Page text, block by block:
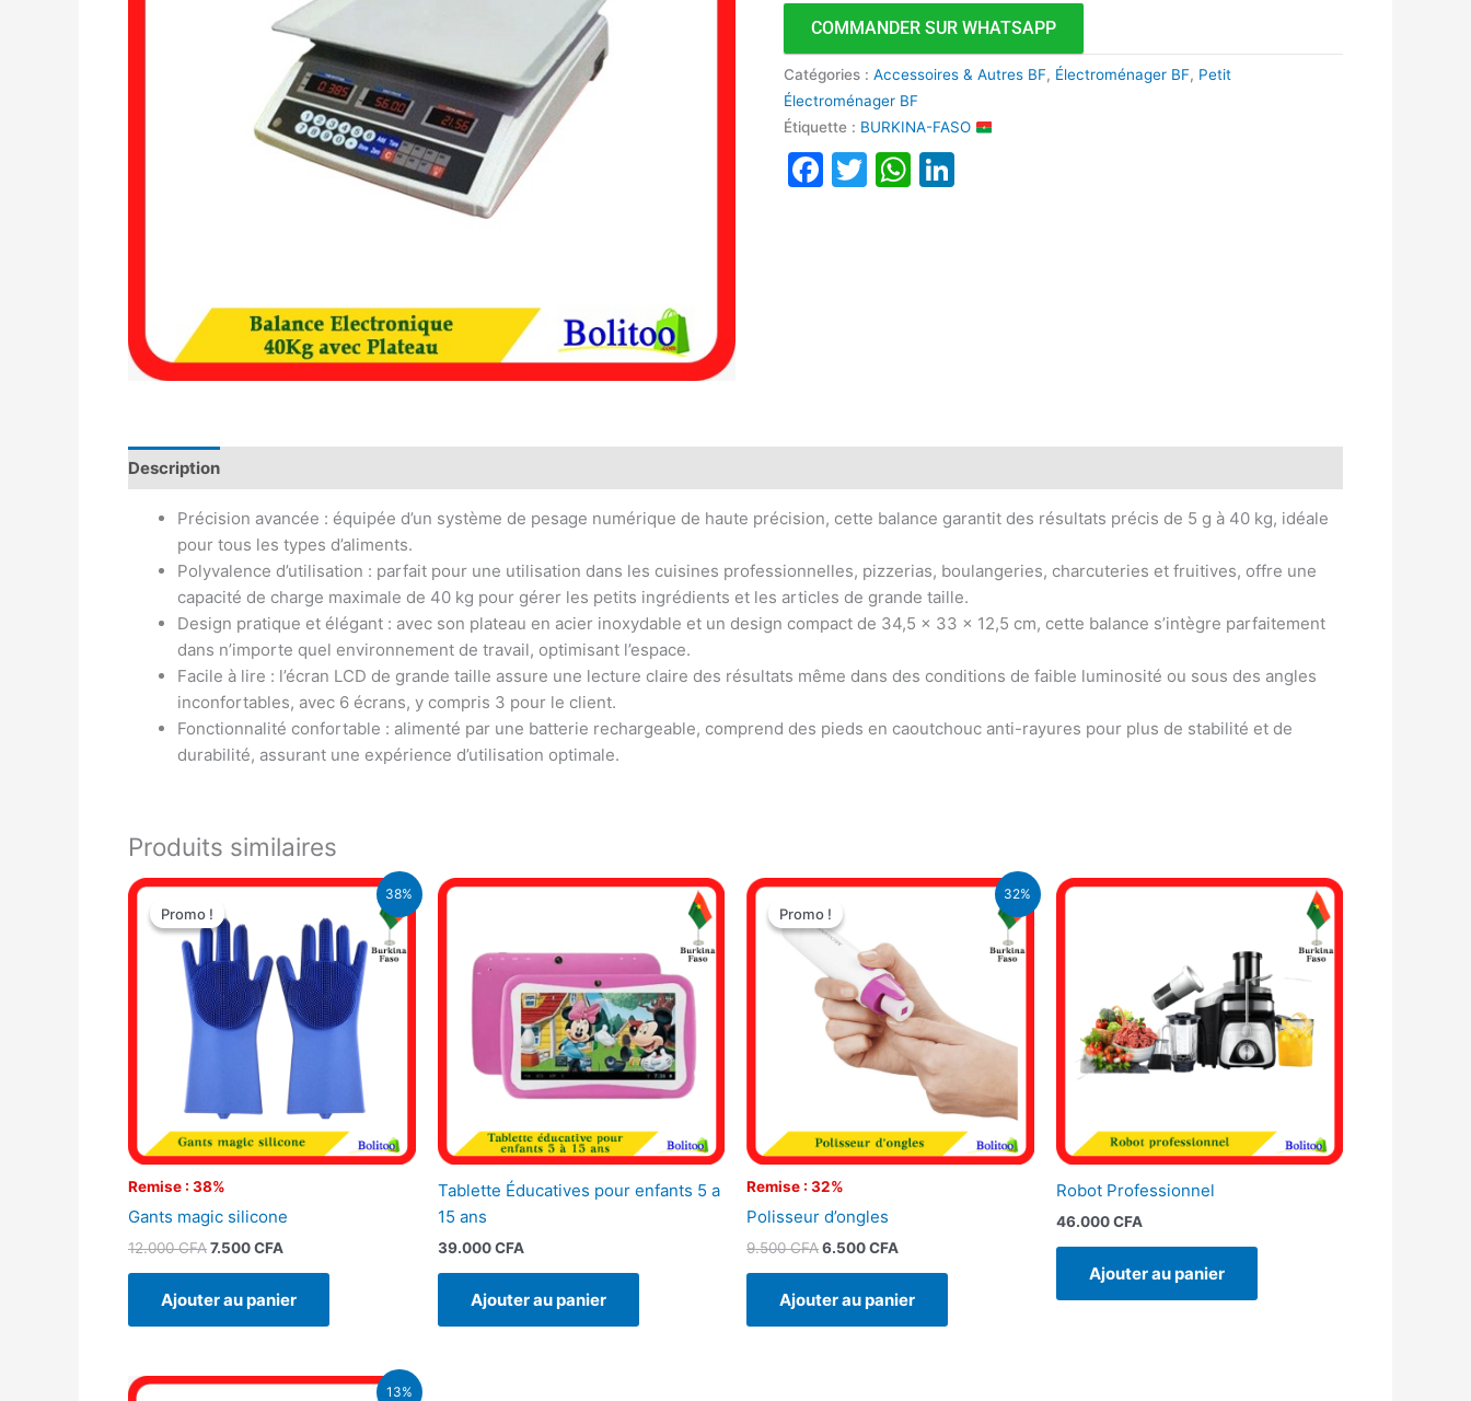
COMMANDER SUR WHATSAPP
Catégories :Accessoires & Autres BF, Électroménager BF, Petit
Électroménager BF
Étiquette : BURKINA-FASO
Facebook
TwitterWhatsApp
Description
Précision avancée : équipée d’un système de pesage numérique de haute précision, cette balance garantit des résultats précis de 5 g à 40 kg, idéale
pour tous les types d’aliments.
Polyvalence d’utilisation : parfait pour une utilisation dans les cuisines professionnelles, pizzerias, boulangeries, charcuteries et fruitives, offre une
capacité de charge maximale de 40 kg pour gérer les petits ingrédients et les articles de grande taille.
Design pratique et élégant : avec son plateau en acier inoxydable et un design compact de 34,5 x 33 x 12,5 cm, cette balance s’intègre parfaitement
dans n’importe quel environnement de travail, optimisant l’espace.
Facile à lire : l’écran LCD de grande taille assure une lecture claire des résultats même dans des conditions de faible luminosité ou sous des angles
inconfortables, avec 6 écrans, y compris 3 pour le client.
Fonctionnalité confortable : alimenté par une batterie rechargeable, comprend des pieds en caoutchouc anti-rayures pour plus de stabilité et de
durabilité, assurant une expérience d’utilisation optimale.
Produits similaires
38%
Promo !
Remise : 38%
Promo !
Gants magic silicone
12.000CFA
Le
initial
était :
12.000 CFA.
7.500CFA
Le
actuel
est :
7.500 CFA.
Ajouter au panier
Tablette Éducatives pour enfants 5 a
15 ans
39.000CFA
Ajouter au panier
32%
Promo !
Remise : 32%
Promo !
Polisseur d’ongles
9.500CFA
Le
initial
était :
9.500 CFA.
6.500CFA
Le
6.500 CFA.
Ajouter au panier
Robot Professionnel
46.000CFA
Ajouter au panier
13%
Le
Le